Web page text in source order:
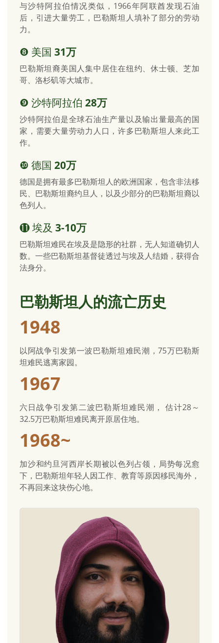
与沙特阿拉伯情况类似，1966年阿联酋发现石油
后，引进大量劳工，巴勒斯坦人填补了部分的劳动
力。
❽ 美国 31万
巴勒斯坦裔美国人集中居住在纽约、休士顿、芝加
哥、洛杉矶等大城市。
❾ 沙特阿拉伯 28万
沙特阿拉伯是全球石油生产量以及输出量最高的国
家，需要大量劳动力人口，许多巴勒斯坦人来此工
作。
❿ 德国 20万
德国是拥有最多巴勒斯坦人的欧洲国家，包含非法移
民、巴勒斯坦裔约旦人，以及少部分的巴勒斯坦裔以
色列人。
⓫ 埃及 3-10万
巴勒斯坦难民在埃及是隐形的社群，无人知道确切人
数。一些巴勒斯坦基督徒透过与埃及人结婚，获得合
法身分。
巴勒斯坦人的流亡历史
1948
以阿战争引发第一波巴勒斯坦难民潮，75万巴勒斯
坦难民逃离家园。
1967
六日战争引发第二波巴勒斯坦难民潮， 估计28～
32.5万巴勒斯坦难民离开原居住地。
1968~
加沙和约旦河西岸长期被以色列占领，局势每况愈
下，巴勒斯坦年轻人因工作、教育等原因移民海外，
不再回来这块伤心地。